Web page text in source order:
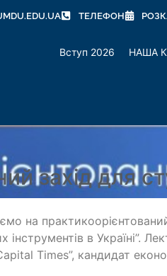
ТЕЛЕФОН
Вступ 2026 НАША
захід для
на
інструментів в
Times”, кандидат